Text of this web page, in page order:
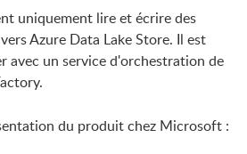
uniquement lire et écrire des
Azure Data Lake Store. Il est
avec un service d'orchestration de
du produit chez Microsoft :